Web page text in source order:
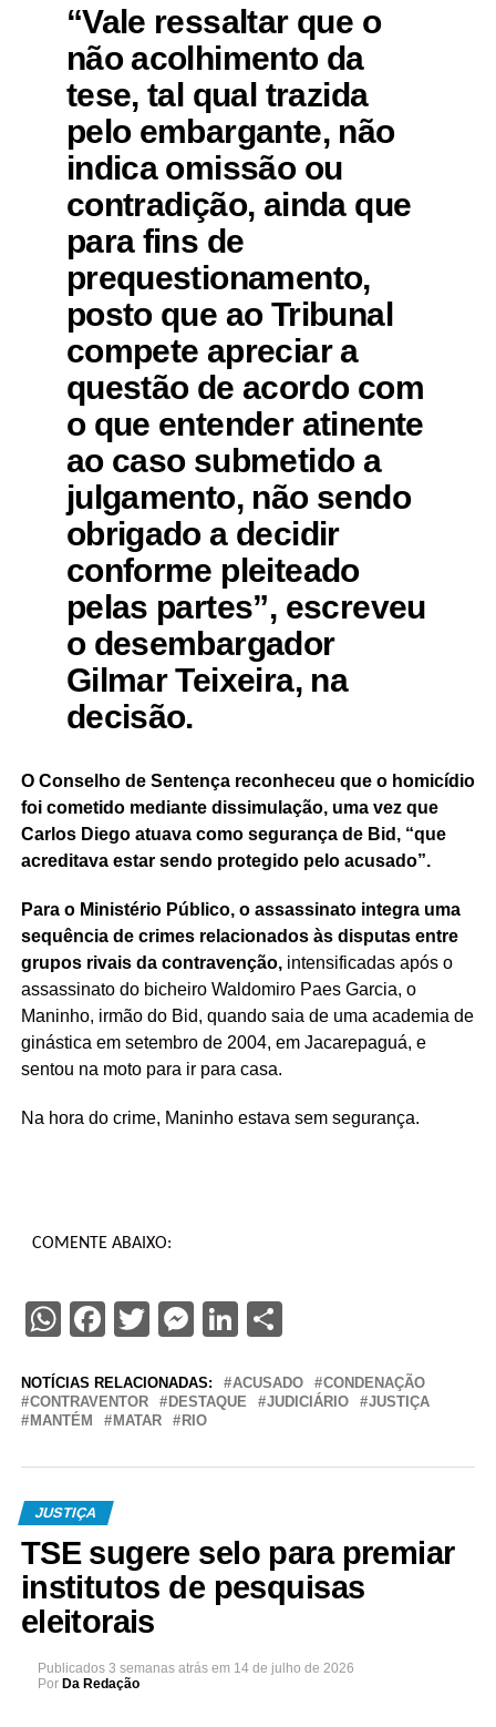
“Vale ressaltar que o
não acolhimento da
tese, tal qual trazida
pelo embargante, não
indica omissão ou
contradição, ainda que
para fins de
prequestionamento,
posto que ao Tribunal
compete apreciar a
questão de acordo com
o que entender atinente
ao caso submetido a
julgamento, não sendo
obrigado a decidir
conforme pleiteado
pelas partes”, escreveu
o desembargador
Gilmar Teixeira, na
decisão.
O Conselho de Sentença reconheceu que o homicídio
foi cometido mediante dissimulação, uma vez que
Carlos Diego atuava como segurança de Bid, “que
acreditava estar sendo protegido pelo acusado”.
Para o Ministério Público, o assassinato integra uma
sequência de crimes relacionados às disputas entre
grupos rivais da contravenção,intensificadas após o
assassinato do bicheiro Waldomiro Paes Garcia, o
Maninho, irmão do Bid, quando saia de uma academia de
ginástica em setembro de 2004, em Jacarepaguá, e
sentou na moto para ir para casa.
Na hora do crime, Maninho estava sem segurança.
COMENTE ABAIXO:
WhatsApp
Facebook
Twitter
Messenger
LinkedIn
Share
NOTÍCIAS RELACIONADAS: ACUSADO
CONDENAÇÃO
CONTRAVENTOR
DESTAQUE JUDICIÁRIO
JUSTIÇA
MANTÉM
MATAR RIO
JUSTIÇA
TSE sugere selo para premiar
institutos de pesquisas
eleitorais
Publicados 3 semanas atrás em 14 de julho de 2026
Por Da Redação